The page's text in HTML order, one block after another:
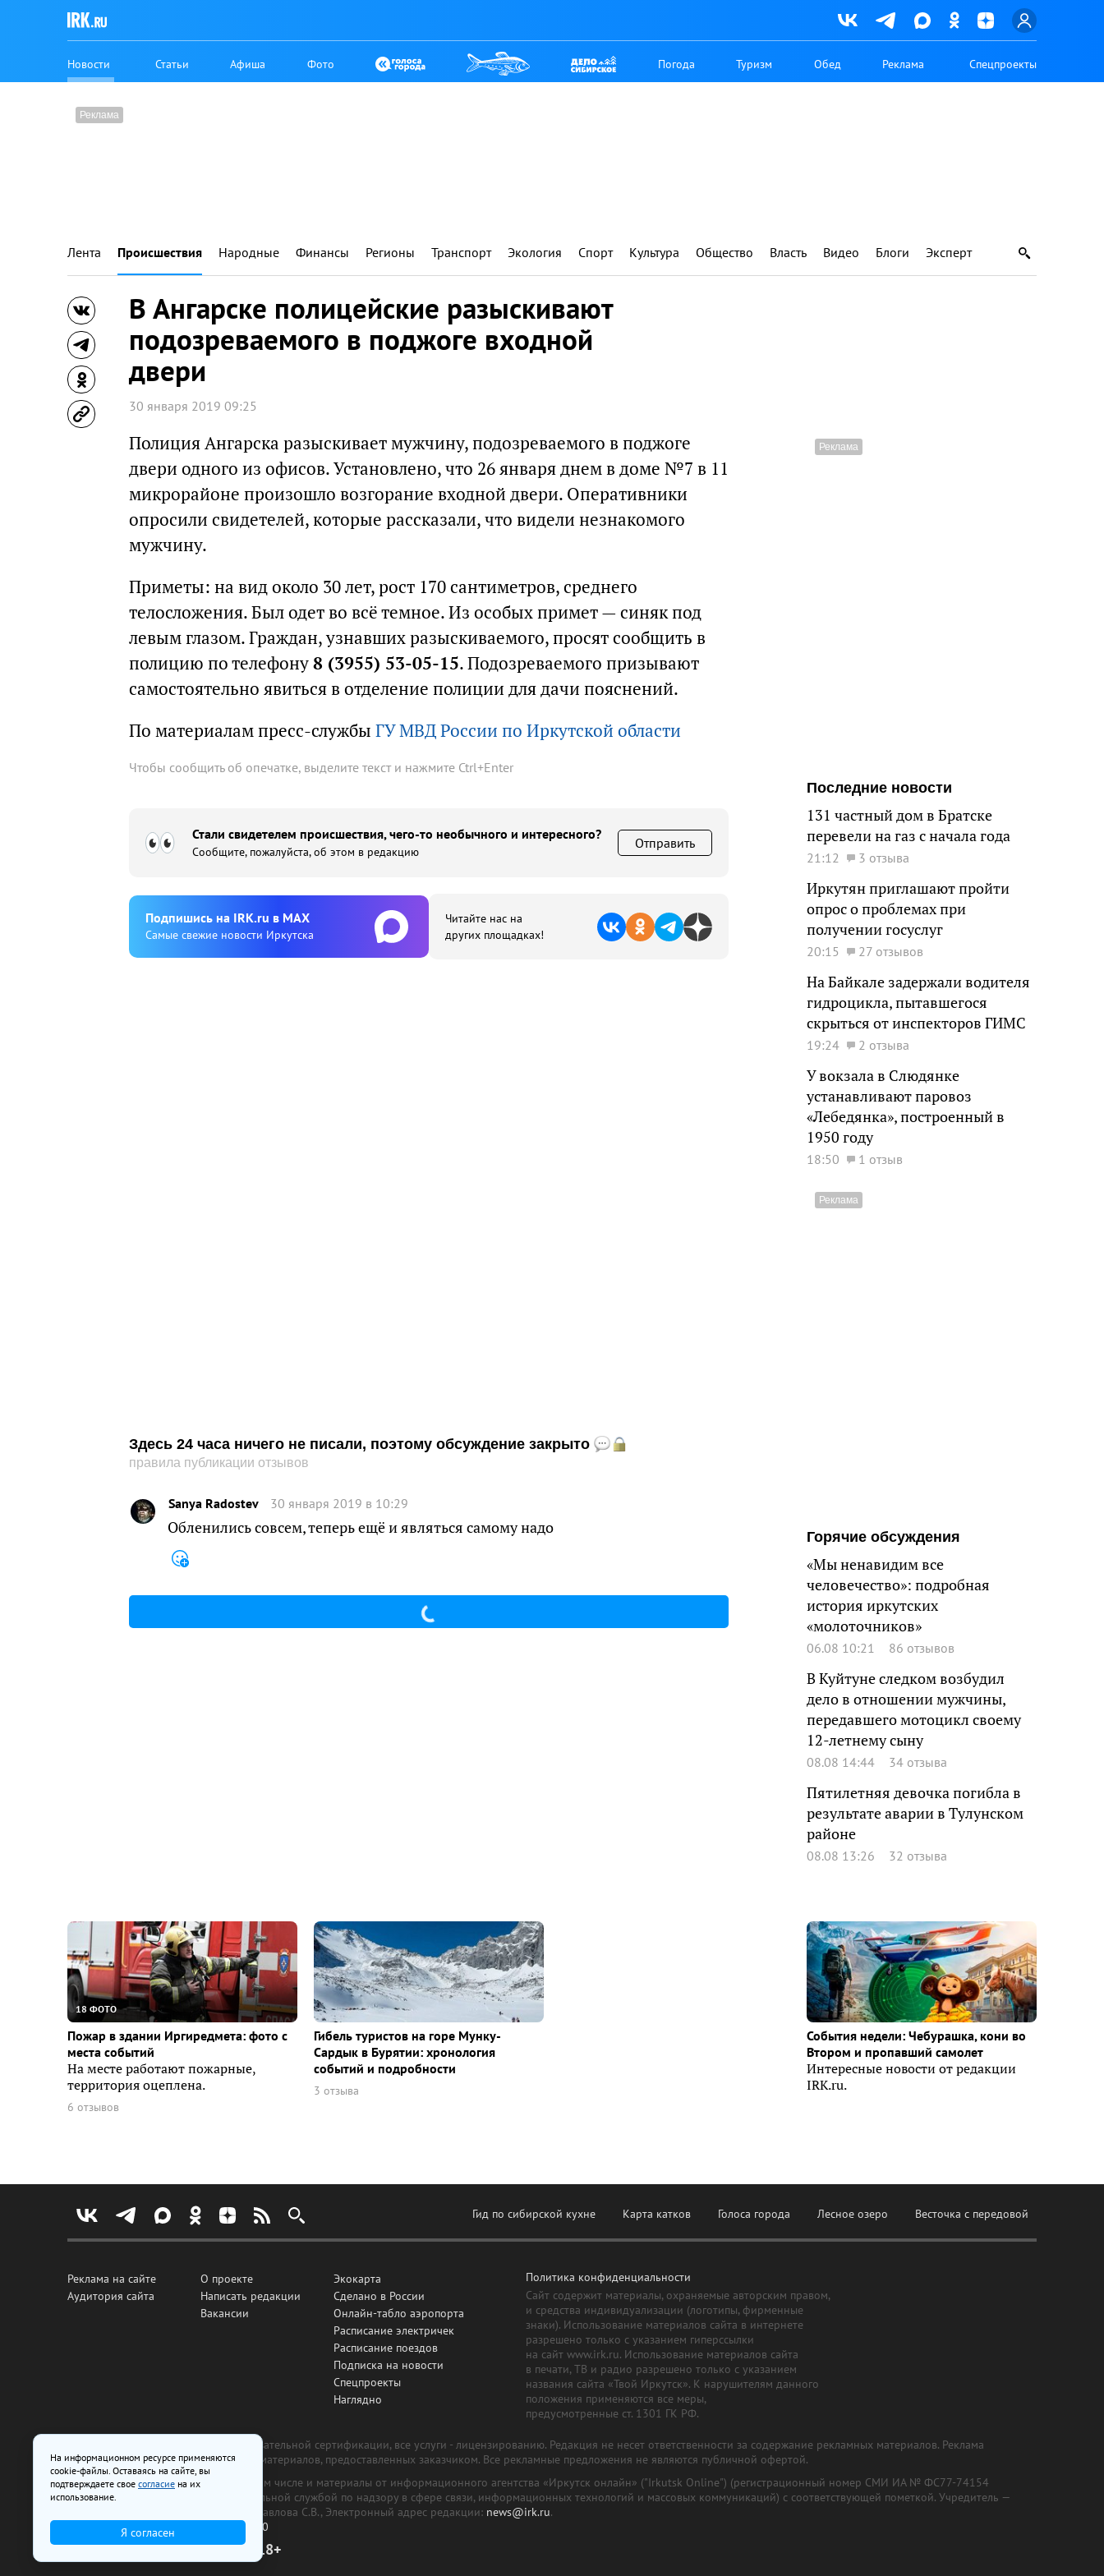
Новости Статьи Афиша Фото Погода Туризм Обед Реклама Спецпроекты
Лента Происшествия Народные Финансы Регионы Транспорт Экология Спорт Культура Общество Власть Видео Блоги Эксперт
В Ангарске полицейские разыскивают
подозреваемого в поджоге входной
двери
30 января 2019 09:25
Полиция Ангарска разыскивает мужчину, подозреваемого в поджоге
двери одного из офисов. Установлено, что 26 января днем в доме №7 в 11
микрорайоне произошло возгорание входной двери. Оперативники
опросили свидетелей, которые рассказали, что видели незнакомого
мужчину.
Приметы: на вид около 30 лет, рост 170 сантиметров, среднего
телосложения. Был одет во всё темное. Из особых примет — синяк под
левым глазом. Граждан, узнавших разыскиваемого, просят сообщить в
полицию по телефону8 (3955) 53-05-15. Подозреваемого призывают
самостоятельно явиться в отделение полиции для дачи пояснений.
По материалам пресс-службы ГУ МВД России по Иркутской области
Чтобы сообщить об опечатке, выделите текст и нажмите Ctrl+Enter
Стали свидетелем происшествия, чего-то необычного и интересного?
Сообщите, пожалуйста, об этом в редакцию
Отправить
Подпишиcь на IRK.ru в MAX
Cамые свежие новости Иркутска
Читайте нас на
других площадках!
Здесь 24 часа ничего не писали, поэтому обсуждение закрыто
правила публикации отзывов
Sanya Radostev 30 января 2019 в 10:29
Обленились совсем, теперь ещё и являться самому надо
Последние новости
131 частный дом в Братске
перевели на газ с начала года
21:12 3 отзыва
Иркутян приглашают пройти
опрос о проблемах при
получении госуслуг
20:15 27 отзывов
На Байкале задержали водителя
гидроцикла, пытавшегося
скрыться от инспекторов ГИМС
19:24 2 отзыва
У вокзала в Слюдянке
устанавливают паровоз
«Лебедянка», построенный в
1950 году
18:50 1 отзыв
Горячие обсуждения
«Мы ненавидим все
человечество»: подробная
история иркутских
«молоточников»
06.08 10:21 86 отзывов
В Куйтуне следком возбудил
дело в отношении мужчины,
передавшего мотоцикл своему
12-летнему сыну
08.08 14:44 34 отзыва
Пятилетняя девочка погибла в
результате аварии в Тулунском
районе
08.08 13:26 32 отзыва
18 ФОТО
Пожар в здании Иргиредмета: фото с
места событий
На месте работают пожарные,
территория оцеплена.
6 отзывов
Гибель туристов на горе Мунку-
Сардык в Бурятии: хронология
событий и подробности
3 отзыва
События недели: Чебурашка, кони во
Втором и пропавший самолет
Интересные новости от редакции
IRK.ru.
Гид по сибирской кухне Карта катков Голоса города Лесное озеро Весточка с передовой
Реклама на сайте
Аудитория сайта
О проекте
Написать редакции
Вакансии
Экокарта
Сделано в России
Онлайн-табло аэропорта
Расписание электричек
Расписание поездов
Подписка на новости
Спецпроекты
Наглядно
Политика конфиденциальности
Сайт содержит материалы, охраняемые авторским правом,
и средства индивидуализации (логотипы, фирменные
знаки). Использование материалов сайта в интернете
разрешено только с указанием гиперссылки
на сайт www.irk.ru. Использование материалов сайта
в печати, ТВ и радио разрешено только с указанием
названия сайта «Твой Иркутск». К нарушителям данного
положения применяются все меры,
предусмотренные ст. 1301 ГК РФ.
Все рекламные товары подлежат обязательной сертификации, все услуги - лицензированию. Редакция не несет ответственности за содержание рекламных материалов. Реклама
изготовлена и размещена на основе материалов, предоставленных заказчиком. Все рекламные предложения не являются публичной офертой.
На сайте www.irk.ru размещаются в том числе и материалы от информационного агентства «Иркутск онлайн» ("Irkutsk Online") (регистрационный номер СМИ ИА № ФС77-74154
от 29 октября 2018 г., выдан Федеральной службой по надзору в сфере связи, информационных технологий и массовых коммуникаций) с соответствующей пометкой. Учредитель —
ООО «Ирк.ру». Главный редактор — Павлова С.В., Электронный адрес редакции: news@irk.ru.
Телефон редакции:
+7 (3952) 48-88-50
18+
На информационном ресурсе применяются
cookie-файлы. Оставаясь на сайте, вы
подтверждаете свое согласие на их
использование.
Я согласен